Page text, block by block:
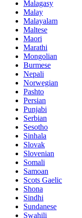
Malagasy
Malay
Malayalam
Maltese
Maori
Marathi
Mongolian
Burmese
Nepali
Norwegian
Pashto
Persian
Punjabi
Serbian
Sesotho
Sinhala
Slovak
Slovenian
Somali
Samoan
Scots Gaelic
Shona
Sindhi
Sundanese
Swahili